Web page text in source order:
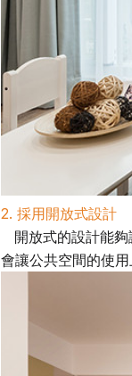
2. 採用開放式設計
開放式的設計能夠
會讓公共空間的使